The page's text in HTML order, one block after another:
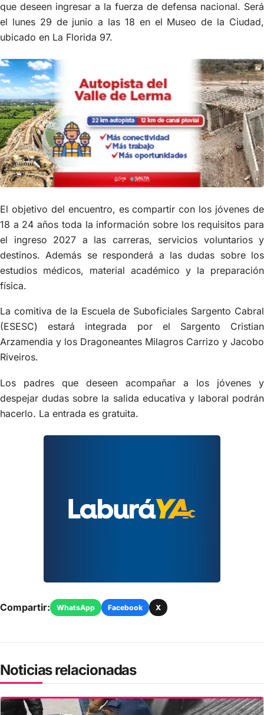
que deseen ingresar a la fuerza de defensa nacional. Será
el lunes 29 de junio a las 18 en el Museo de la Ciudad,
ubicado en La Florida 97.
El objetivo del encuentro, es compartir con los jóvenes de
18 a 24 años toda la información sobre los requisitos para
el ingreso 2027 a las carreras, servicios voluntarios y
destinos. Además se responderá a las dudas sobre los
estudios médicos, material académico y la preparación
física.
La comitiva de la Escuela de Suboficiales Sargento Cabral
(ESESC) estará integrada por el Sargento Cristian
Arzamendia y los Dragoneantes Milagros Carrizo y Jacobo
Riveiros.
Los padres que deseen acompañar a los jóvenes y
despejar dudas sobre la salida educativa y laboral podrán
hacerlo. La entrada es gratuita.
Compartir: WhatsApp Facebook X
Noticias relacionadas